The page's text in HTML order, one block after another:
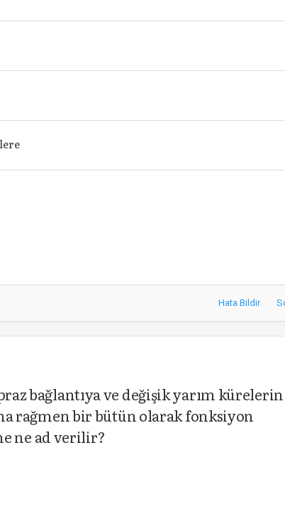
Hata Bildir
bağlantıya ve değişik yarım kürelerin
rağmen bir bütün olarak fonksiyon
ne ad verilir?